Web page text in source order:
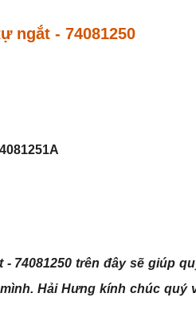
ngắt - 74081250
74081250 trên đây sẽ giúp
Hải Hưng kính chúc quý